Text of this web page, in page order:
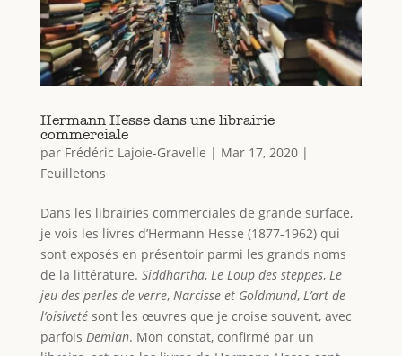
Hermann Hesse dans une librairie
commerciale
par Frédéric Lajoie-Gravelle | Mar 17, 2020|
Feuilletons
Dans les librairies commerciales de grande surface,
je vois les livres d’Hermann Hesse (1877-1962) qui
sont exposés en présentoir parmi les grands noms
de la littérature. Siddhartha, Le Loup des steppes, Le
jeu des perles de verre, Narcisse et Goldmund, L’art de
l’oisivetésont les œuvres que je croise souvent, avec
parfois Demian. Mon constat, confirmé par un